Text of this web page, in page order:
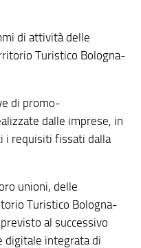
di attività delle
Turistico Bologna-
di promo-
dalle imprese, in
i requisiti fissati dalla
unioni, delle
Turistico Bologna-
al successivo
digitale integrata di